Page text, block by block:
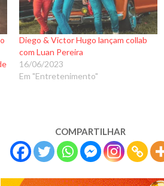
Diego & Victor Hugo lançam collab
com Luan Pereira
16/06/2023
Em "Entretenimento"
COMPARTILHAR